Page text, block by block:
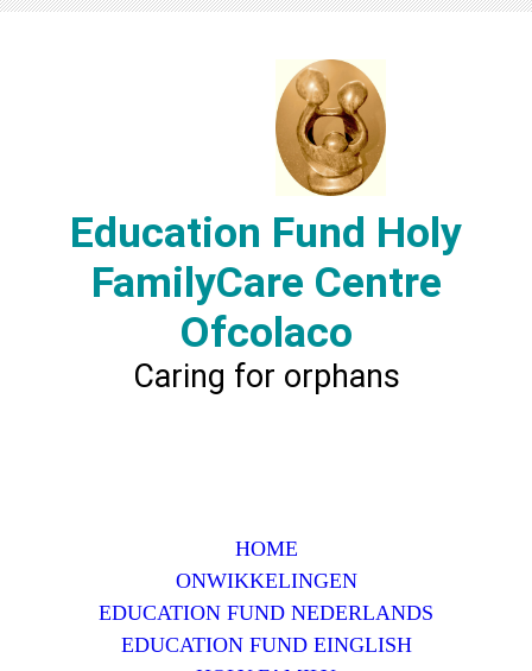
Education Fund Holy
FamilyCare Centre
Ofcolaco
Caring for orphans
HOME
ONWIKKELINGEN
EDUCATION FUND NEDERLANDS
EDUCATION FUND EINGLISH